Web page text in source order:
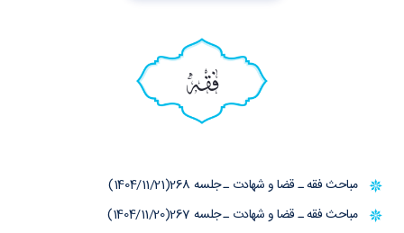
فقه
مباحث فقه ـ قضا و شهادت ـ جلسه 268(1404/11/21)
مباحث فقه ـ قضا و شهادت ـ جلسه 267(1404/11/20)